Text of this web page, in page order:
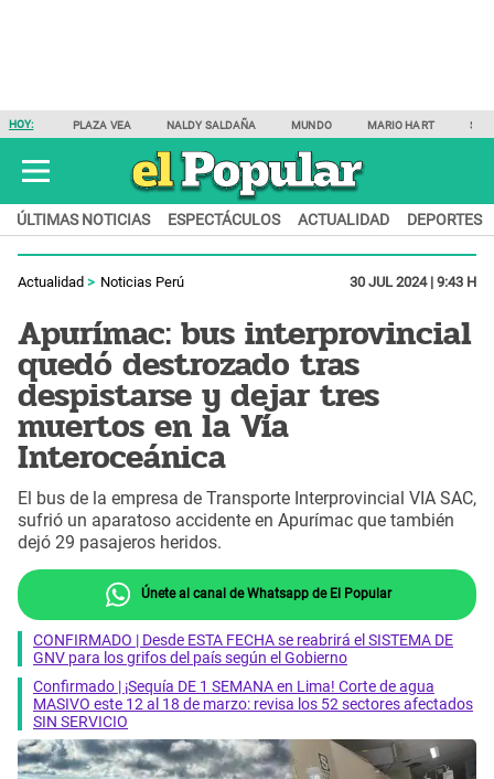
HOY: PLAZA VEA NALDY SALDAÑA MUNDO MARIO HART
ÚLTIMAS NOTICIAS ESPECTÁCULOS ACTUALIDAD DEPORTES
Actualidad Noticias Perú 30 JUL 2024 | 9:43 H
Apurímac: bus interprovincial
quedó destrozado tras
despistarse y dejar tres
muertos en la Vía
Interoceánica
El bus de la empresa de Transporte Interprovincial VIA SAC,
sufrió un aparatoso accidente en Apurímac que también
dejó 29 pasajeros heridos.
Únete al canal de Whatsapp de El Popular
CONFIRMADO | Desde ESTA FECHA se reabrirá el SISTEMA DE
GNV para los grifos del país según el Gobierno
Confirmado | ¡Sequía DE 1 SEMANA en Lima! Corte de agua
MASIVO este 12 al 18 de marzo: revisa los 52 sectores afectados
SIN SERVICIO